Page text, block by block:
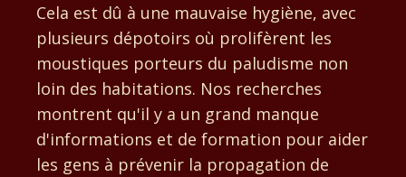
Cela est dû à une mauvaise hygiène, avec
plusieurs dépotoirs où prolifèrent les
moustiques porteurs du paludisme non
loin des habitations. Nos recherches
montrent qu'il y a un grand manque
d'informations et de formation pour aider
les gens à prévenir la propagation de